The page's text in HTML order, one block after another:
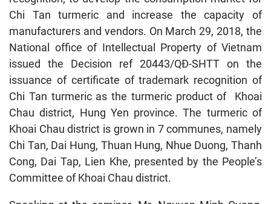
Chi Tan turmeric and increase the capacity of
manufacturers and vendors. On March 29, 2018, the
National office of Intellectual Property of Vietnam
issued the Decision ref 20443/QĐ-SHTT on the
issuance of certificate of trademark recognition of
Chi Tan turmeric as the turmeric product of Khoai
Chau district, Hung Yen province. The turmeric of
Khoai Chau district is grown in 7 communes, namely
Chi Tan, Dai Hung, Thuan Hung, Nhue Duong, Thanh
Cong, Dai Tap, Lien Khe, presented by the People’s
Committee of Khoai Chau district.